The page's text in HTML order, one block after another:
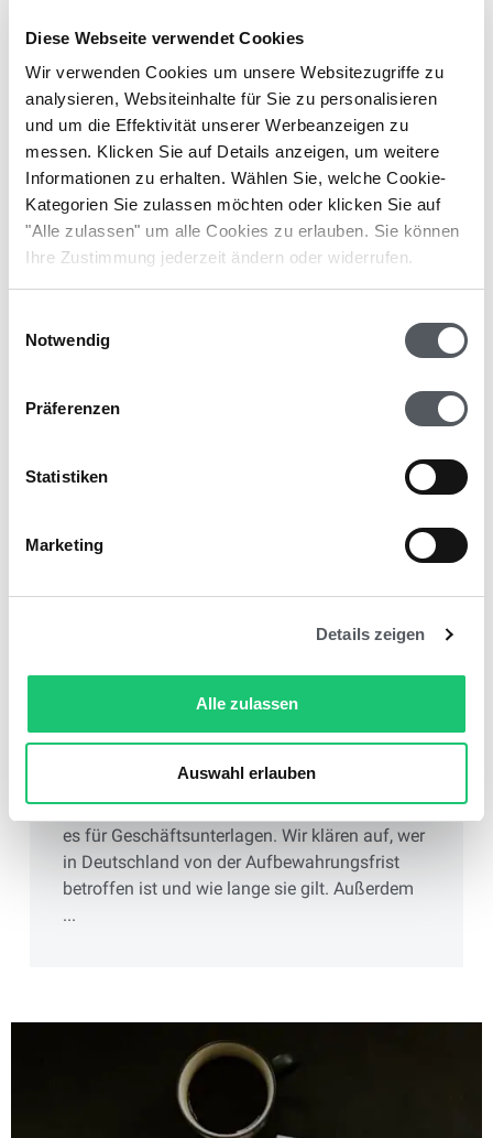
Diese Webseite verwendet Cookies
Wir verwenden Cookies um unsere Websitezugriffe zu
analysieren, Websiteinhalte für Sie zu personalisieren
und um die Effektivität unserer Werbeanzeigen zu
messen. Klicken Sie auf Details anzeigen, um weitere
Informationen zu erhalten. Wählen Sie, welche Cookie-
Kategorien Sie zulassen möchten oder klicken Sie auf
"Alle zulassen" um alle Cookies zu erlauben. Sie können
Ihre Zustimmung jederzeit ändern oder widerrufen.
Notwendig
Präferenzen
Statistiken
Marketing
Details zeigen
Alle zulassen
Auswahl erlauben
kommt vom Lateinischen “audire”, was “hören”
bedeutet. Ein Audit Trail dient in der Praxis zur
Qualitätssicherung in verschiedenen ...
Aufbewahrungspflicht für
Unternehmen in Deutschland
Digitale Buchhaltung
Eine Aufbewahrungspflicht in Deutschland gibt
es für Geschäftsunterlagen. Wir klären auf, wer
in Deutschland von der Aufbewahrungsfrist
betroffen ist und wie lange sie gilt. Außerdem
...